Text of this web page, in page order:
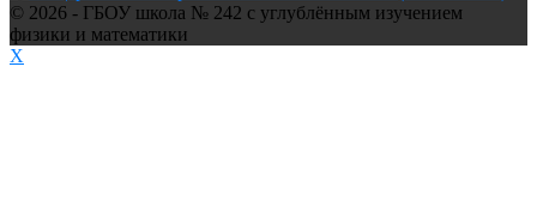
© 2026 - ГБОУ школа № 242 с углублённым изучением
физики и математики
X